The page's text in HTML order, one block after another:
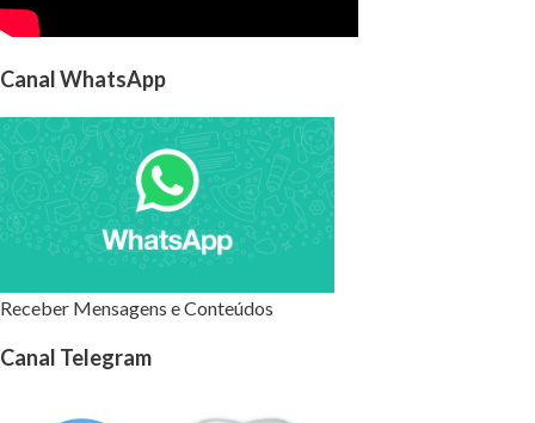
Canal WhatsApp
Receber Mensagens e Conteúdos
Canal Telegram